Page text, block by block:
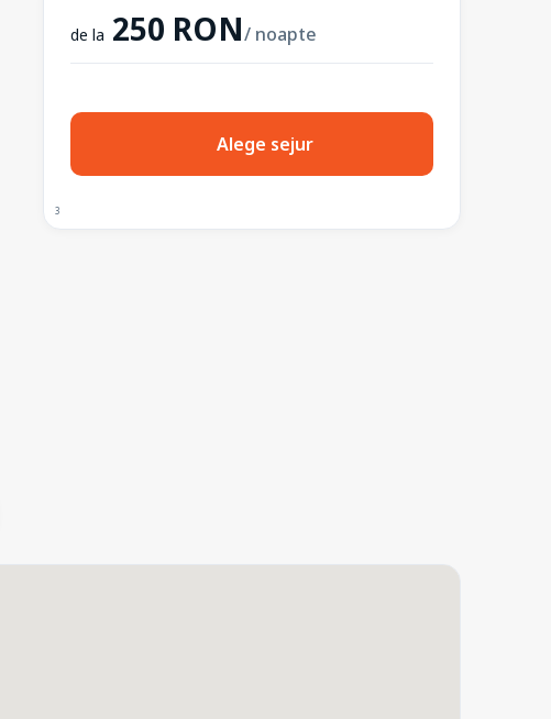
de la 250 RON/ noapte
Alege sejur
3